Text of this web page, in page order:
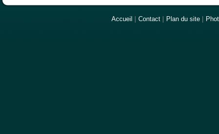
Accueil Contact Plan du site